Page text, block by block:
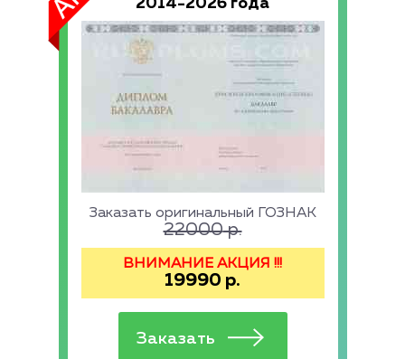
2014-2026 года
Заказать оригинальный ГОЗНАК
22000р.
ВНИМАНИЕ АКЦИЯ !!!
19990 р.